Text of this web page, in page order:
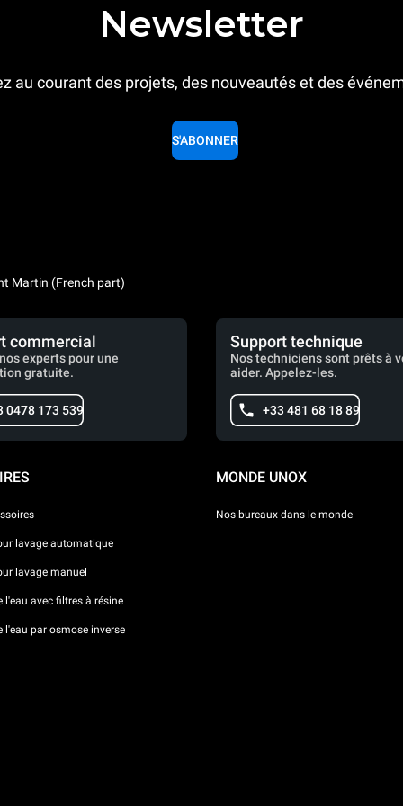
Newsletter
au courant des projets, des nouveautés et des
S'ABONNER
Martin (French part)
commercial
experts pour une
gratuite.
0478 173 539
Support technique
Nos techniciens sont prêts à
aider. Appelez-les.
+33 481 68 18 89
lavage automatique
lavage manuel
l'eau avec filtres à résine
l'eau par osmose inverse
MONDE UNOX
Nos bureaux dans le monde